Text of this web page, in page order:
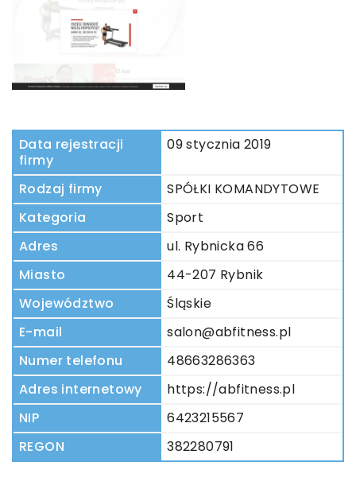
Data rejestracji
firmy
09 stycznia 2019
Rodzaj firmy
SPÓŁKI KOMANDYTOWE
Kategoria
Sport
Adres
ul. Rybnicka 66
Miasto
44-207 Rybnik
Województwo
Śląskie
E-mail
salon@abfitness.pl
Numer telefonu
48663286363
Adres internetowy
https://abfitness.pl
NIP
6423215567
REGON
382280791